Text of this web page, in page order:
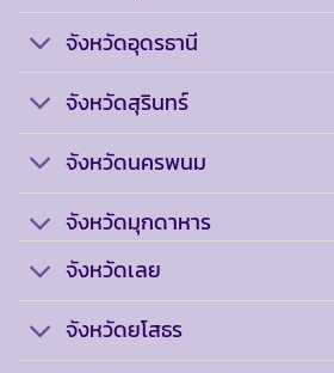
จังหวัดอุดรธานี
จังหวัดสุรินทร์
จังหวัดนครพนม
จังหวัดมุกดาหาร
จังหวัดเลย
จังหวัดยโสธร